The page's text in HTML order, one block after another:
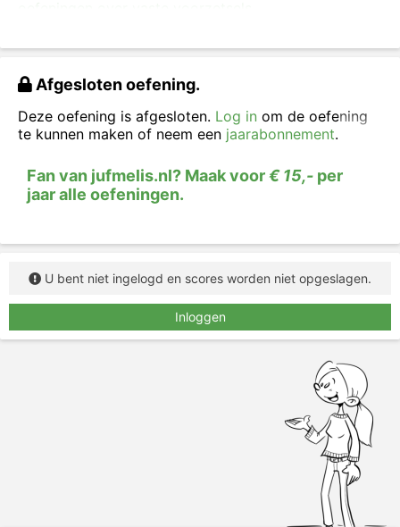
Afgesloten oefening.
Deze oefening is afgesloten. Log in om de oefening
te kunnen maken of neem een jaarabonnement.
Fan van jufmelis.nl? Maak voor€ 15,- per
jaar alle oefeningen.
U bent niet ingelogd en scores worden niet opgeslagen.
Inloggen